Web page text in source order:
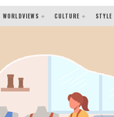
WORLDVIEWS CULTURE STYLE